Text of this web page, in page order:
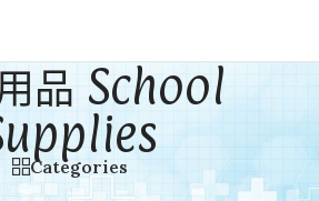
品 School
Categories
Supplies Showing all 10 results